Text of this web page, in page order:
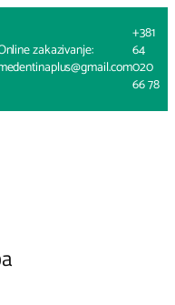
zakazivanje:
+381
64
020
66 78